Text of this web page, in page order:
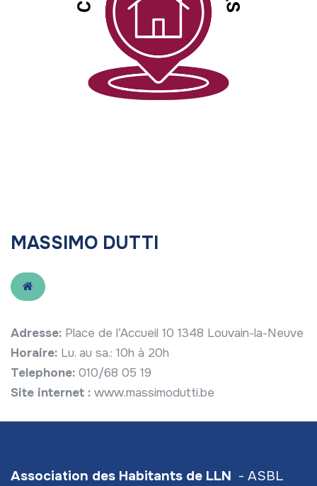
MASSIMO DUTTI
Adresse: Place de l’Accueil 10 1348 Louvain-la-Neuve
Horaire: Lu. au sa.: 10h à 20h
Telephone: 010/68 05 19
Site internet : www.massimodutti.be
Association des Habitants de LLN - ASBL